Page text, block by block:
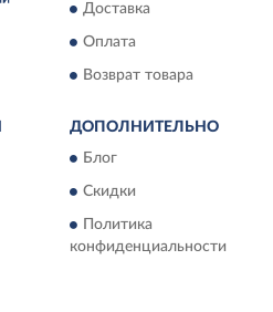
Доставка
Оплата
Возврат товара
ДОПОЛНИТЕЛЬНО
Блог
Скидки
Политика
конфиденциальности